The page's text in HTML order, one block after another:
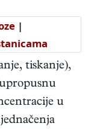
|
tiskanje),
u